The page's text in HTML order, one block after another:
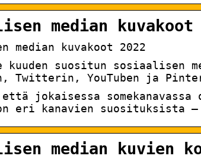
median kuvakoot
median kuvakoot 2022
kuuden suositun sosiaalisen
Twitterin, YouTuben ja
jokaisessa somekanavassa
eri kanavien suosituksista
median kuvien